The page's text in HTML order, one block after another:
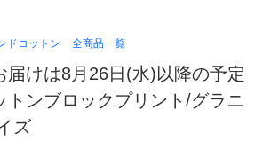
ドコットン 全商品一覧
届けは8月26日(水)以降の予定
トンブロックプリント/グラニ
ズ